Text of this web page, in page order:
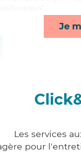
Je
Les services
pour